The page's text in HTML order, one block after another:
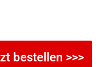
bestellen >>>